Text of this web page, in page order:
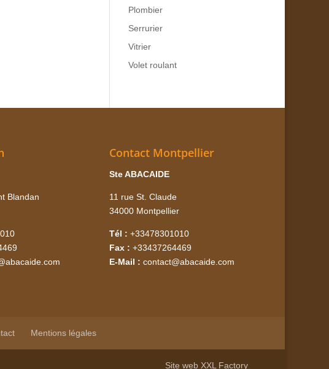
Plombier
Serrurier
Vitrier
Volet roulant
Blandan
Contact Montpellier
Ste ABACAIDE
11 rue St. Claude
34000 Montpellier
Tél : +33478301010
Fax :+33437264469
E-Mail : contact@abacaide.com
Mentions légales
Site web XXL Factory